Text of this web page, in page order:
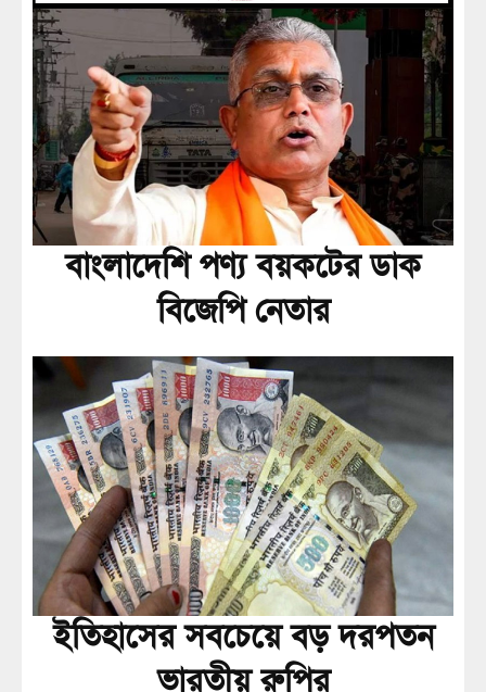
বাংলাদেশি পণ্য বয়কটের ডাক
বিজেপি নেতার
ইতিহাসের সবচেয়ে বড় দরপতন
ভারতীয় রুপির